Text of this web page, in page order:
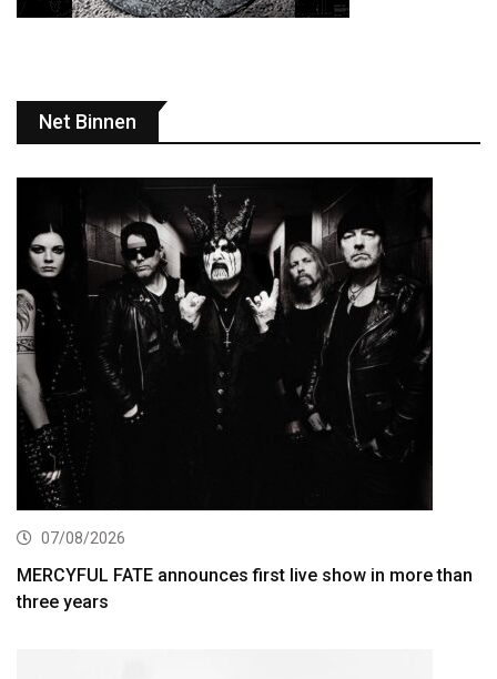
Net Binnen
07/08/2026
MERCYFUL FATE announces first live show in more than
three years